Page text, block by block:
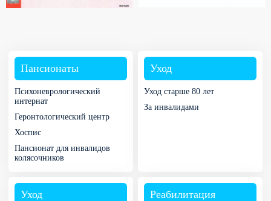
Пансионаты
Психоневрологический
интернат
Геронтологический центр
Хоспис
Пансионат для инвалидов
колясочников
Уход
Уход старше 80 лет
За инвалидами
Уход Реабилитация